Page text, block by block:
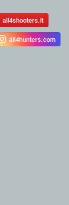
all4shooters.it
all4hunters.com